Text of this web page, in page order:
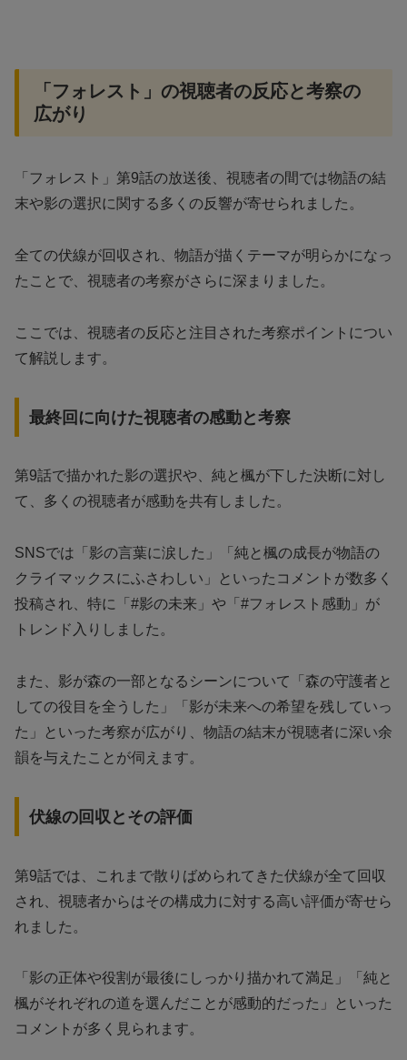
「フォレスト」の視聴者の反応と考察の
広がり
「フォレスト」第9話の放送後、視聴者の間では物語の結
末や影の選択に関する多くの反響が寄せられました。
全ての伏線が回収され、物語が描くテーマが明らかになっ
たことで、視聴者の考察がさらに深まりました。
ここでは、視聴者の反応と注目された考察ポイントについ
て解説します。
最終回に向けた視聴者の感動と考察
第9話で描かれた影の選択や、純と楓が下した決断に対し
て、多くの視聴者が感動を共有しました。
SNSでは「影の言葉に涙した」「純と楓の成長が物語の
クライマックスにふさわしい」といったコメントが数多く
投稿され、特に「#影の未来」や「#フォレスト感動」が
トレンド入りしました。
また、影が森の一部となるシーンについて「森の守護者と
しての役目を全うした」「影が未来への希望を残していっ
た」といった考察が広がり、物語の結末が視聴者に深い余
韻を与えたことが伺えます。
伏線の回収とその評価
第9話では、これまで散りばめられてきた伏線が全て回収
され、視聴者からはその構成力に対する高い評価が寄せら
れました。
「影の正体や役割が最後にしっかり描かれて満足」「純と
楓がそれぞれの道を選んだことが感動的だった」といった
コメントが多く見られます。